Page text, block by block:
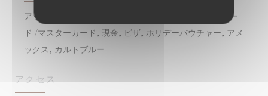
アップルペイ, タッチ決済 クレジットカード, ユーロカー
ド /マスターカード, 現金, ビザ, ホリデーバウチャー, アメ
ックス, カルトブルー
アクセス